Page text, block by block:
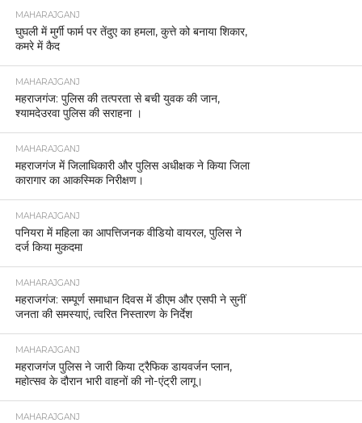
MAHARAJGANJ
घुघली में मुर्गी फार्म पर तेंदुए का हमला, कुत्ते को बनाया शिकार,
कमरे में कैद
MAHARAJGANJ
महराजगंज: पुलिस की तत्परता से बची युवक की जान,
श्यामदेउरवा पुलिस की सराहना ।
MAHARAJGANJ
महराजगंज में जिलाधिकारी और पुलिस अधीक्षक ने किया जिला
कारागार का आकस्मिक निरीक्षण।
MAHARAJGANJ
पनियरा में महिला का आपत्तिजनक वीडियो वायरल, पुलिस ने
दर्ज किया मुकदमा
MAHARAJGANJ
महराजगंज: सम्पूर्ण समाधान दिवस में डीएम और एसपी ने सुनीं
जनता की समस्याएं, त्वरित निस्तारण के निर्देश
MAHARAJGANJ
महराजगंज पुलिस ने जारी किया ट्रैफिक डायवर्जन प्लान,
महोत्सव के दौरान भारी वाहनों की नो-एंट्री लागू।
MAHARAJGANJ